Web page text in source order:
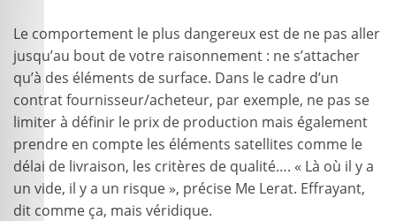
Le comportement le plus dangereux est de ne pas aller
jusqu’au bout de votre raisonnement : ne s’attacher
qu’à des éléments de surface. Dans le cadre d’un
contrat fournisseur/acheteur, par exemple, ne pas se
limiter à définir le prix de production mais également
prendre en compte les éléments satellites comme le
délai de livraison, les critères de qualité…. « Là où il y a
un vide, il y a un risque », précise Me Lerat. Effrayant,
dit comme ça, mais véridique.